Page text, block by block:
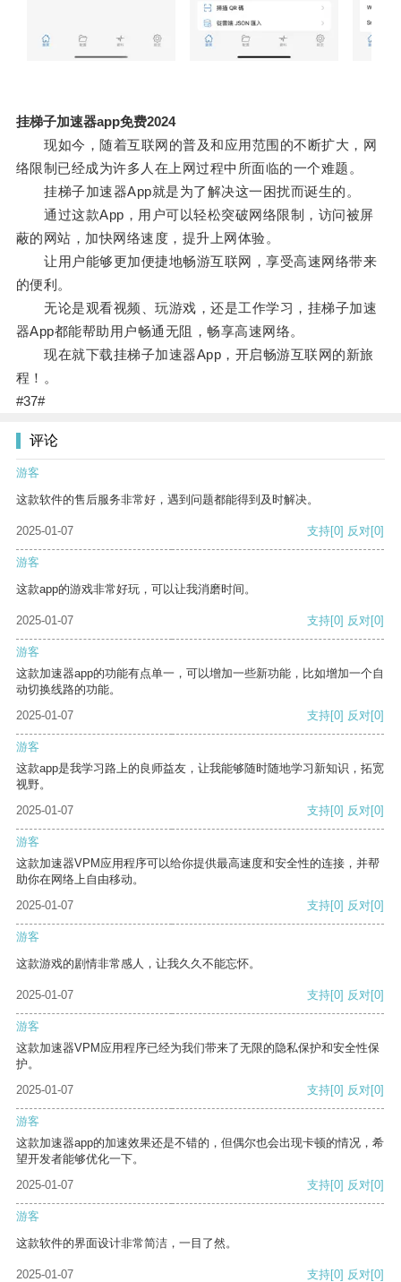
挂梯子加速器app免费2024
现如今，随着互联网的普及和应用范围的不断扩大，网
络限制已经成为许多人在上网过程中所面临的一个难题。
挂梯子加速器App就是为了解决这一困扰而诞生的。
通过这款App，用户可以轻松突破网络限制，访问被屏
蔽的网站，加快网络速度，提升上网体验。
让用户能够更加便捷地畅游互联网，享受高速网络带来
的便利。
无论是观看视频、玩游戏，还是工作学习，挂梯子加速
器App都能帮助用户畅通无阻，畅享高速网络。
现在就下载挂梯子加速器App，开启畅游互联网的新旅
程！。
#37#
评论
游客
这款软件的售后服务非常好，遇到问题都能得到及时解决。
2025-01-07 支持[0] 反对[0]
游客
这款app的游戏非常好玩，可以让我消磨时间。
2025-01-07 支持[0] 反对[0]
游客
这款加速器app的功能有点单一，可以增加一些新功能，比如增加一个自
动切换线路的功能。
2025-01-07
支持[0] 反对[0]
游客
这款app是我学习路上的良师益友，让我能够随时随地学习新知识，拓宽
视野。
2025-01-07
支持[0] 反对[0]
游客
这款加速器VPM应用程序可以给你提供最高速度和安全性的连接，并帮
助你在网络上自由移动。
2025-01-07
支持[0] 反对[0]
游客
这款游戏的剧情非常感人，让我久久不能忘怀。
2025-01-07 支持[0] 反对[0]
游客
这款加速器VPM应用程序已经为我们带来了无限的隐私保护和安全性保
护。
2025-01-07
支持[0] 反对[0]
游客
这款加速器app的加速效果还是不错的，但偶尔也会出现卡顿的情况，希
望开发者能够优化一下。
2025-01-07
支持[0] 反对[0]
游客
这款软件的界面设计非常简洁，一目了然。
2025-01-07 支持[0] 反对[0]